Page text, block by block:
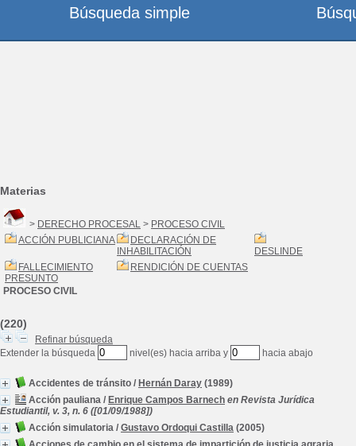
Materias
> DERECHO PROCESAL > PROCESO CIVIL
ACCIÓN PUBLICIANA
DECLARACIÓN DE
INHABILITACIÓN
DESLINDE
FALLECIMIENTO
PRESUNTO
RENDICIÓN DE CUENTAS
PROCESO CIVIL
(220)
Refinar búsqueda
Extender la búsqueda
nivel(es) hacia arriba y hacia abajo
Accidentes de tránsito / Hernán Daray (1989)
Acción pauliana / Enrique Campos Barnech en Revista Jurídica
Estudiantil, v. 3, n. 6 ([01/09/1988])
Acción simulatoria / Gustavo Ordoqui Castilla (2005)
Búsqueda simple